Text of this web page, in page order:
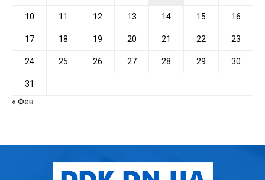
10 11 12 13 14 15 16
17 18 19 20 21 22 23
24 25 26 27 28 29 30
31
« Фев